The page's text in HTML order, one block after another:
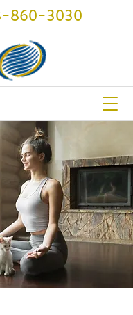
860-3030